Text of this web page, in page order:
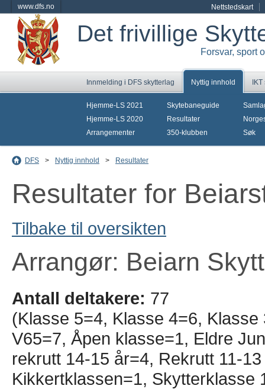
www.dfs.no Nettstedskart
Det frivillige
Forsvar, sport
Innmelding i DFS skytterlag Nyttig innhold
Hjemme-LS 2021
Hjemme-LS 2020
Arrangementer
Skytebaneguide
Resultater
350-klubben
Søk
DFS > Nyttig innhold > Resultater
Resultater for
Tilbake til oversikten
Arrangør: Beiarn
Antall deltakere: 77
(Klasse 5=4, Klasse 4=6,
V65=7, Åpen klasse=1, Eldre
rekrutt 14-15 år=4, Rekrutt 11-
Kikkertklassen=1, Skytterklasse